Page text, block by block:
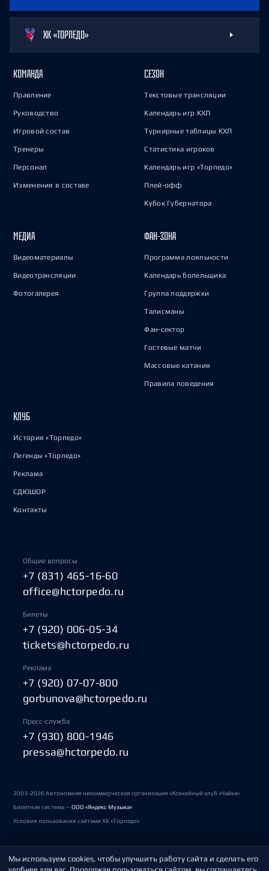
ХК «ТОРПЕДО»
КОМАНДА
Правление
Руководство
Игровой состав
Тренеры
Персонал
Изменения в составе
СЕЗОН
Текстовые трансляции
Календарь игр КХЛ
Турнирные таблицы КХЛ
Статистика игроков
Календарь игр «Торпедо»
Плей-офф
Кубок Губернатора
МЕДИА
Видеоматериалы
Видеотрансляции
Фотогалерея
ФАН-ЗОНА
Программа лояльности
Календарь болельщика
Группа поддержки
Талисманы
Фан-сектор
Гостевые матчи
Массовые катания
Правила поведения
КЛУБ
История «Торпедо»
Легенды «Торпедо»
Реклама
СДЮШОР
Контакты
Общие вопросы
+7 (831) 465-16-60
office@hctorpedo.ru
Билеты
+7 (920) 006-05-34
tickets@hctorpedo.ru
Реклама
+7 (920) 07-07-800
gorbunova@hctorpedo.ru
Пресс-служба
+7 (930) 800-1946
pressa@hctorpedo.ru
2003-2026 Автономная некоммерческая организация «Хоккейный клуб «Чайка»
Билетная система —ООО «Яндекс Музыка»
Условия пользования сайтами ХК «Торпедо»
Политика обработки персональных данных
Мы используем cookies, чтобы улучшить работу сайта и сделать его